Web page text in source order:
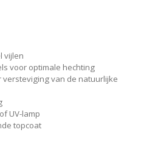
vijlen
voor optimale hechting
versteviging van de natuurlijke
UV-lamp
topcoat